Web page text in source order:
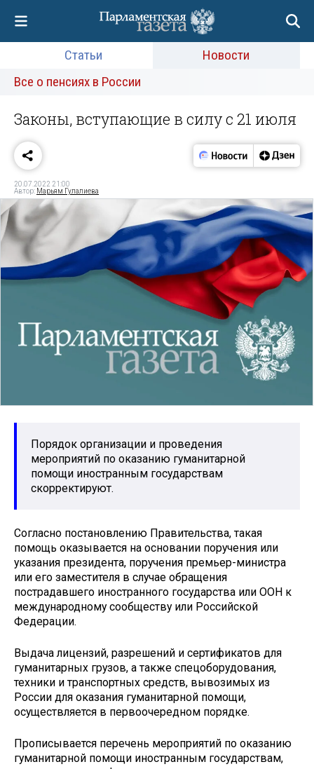
Статьи
Новости
Все о пенсиях в России
Законы, вступающие в силу с 21 июля
20.07.2022 21:00
Автор: Марьям Гулалиева
Порядок организации и проведения
мероприятий по оказанию гуманитарной
помощи иностранным государствам
скорректируют.
Согласно постановлению Правительства, такая
помощь оказывается на основании поручения или
указания президента, поручения премьер-министра
или его заместителя в случае обращения
пострадавшего иностранного государства или ООН к
международному сообществу или Российской
Федерации.
Выдача лицензий, разрешений и сертификатов для
гуманитарных грузов, а также спецоборудования,
техники и транспортных средств, вывозимых из
России для оказания гуманитарной помощи,
осуществляется в первоочередном порядке.
Прописывается перечень мероприятий по оказанию
гуманитарной помощи иностранным государствам,